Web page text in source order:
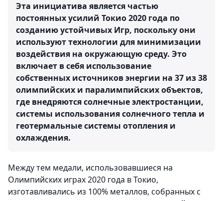
Эта инициатива является частью
постоянных усилий Токио 2020 года по
созданию устойчивых Игр, поскольку они
используют технологии для минимизации
воздействия на окружающую среду. Это
включает в себя использование
собственных источников энергии на 37 из 38
олимпийских и паралимпийских объектов,
где внедряются солнечные электростанции,
системы использования солнечного тепла и
геотермальные системы отопления и
охлаждения.
Между тем медали, использовавшиеся на
Олимпийских играх 2020 года в Токио,
изготавливались из 100% металлов, собранных с